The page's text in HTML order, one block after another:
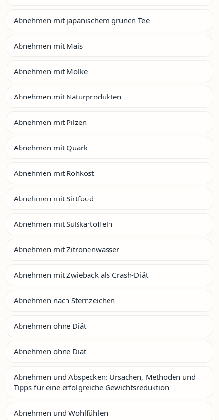
Abnehmen mit japanischem grünen Tee
Abnehmen mit Mais
Abnehmen mit Molke
Abnehmen mit Naturprodukten
Abnehmen mit Pilzen
Abnehmen mit Quark
Abnehmen mit Rohkost
Abnehmen mit Sirtfood
Abnehmen mit Süßkartoffeln
Abnehmen mit Zitronenwasser
Abnehmen mit Zwieback als Crash-Diät
Abnehmen nach Sternzeichen
Abnehmen ohne Diät
Abnehmen ohne Diät
Abnehmen und Abspecken: Ursachen, Methoden und
Tipps für eine erfolgreiche Gewichtsreduktion
Abnehmen und Wohlfühlen